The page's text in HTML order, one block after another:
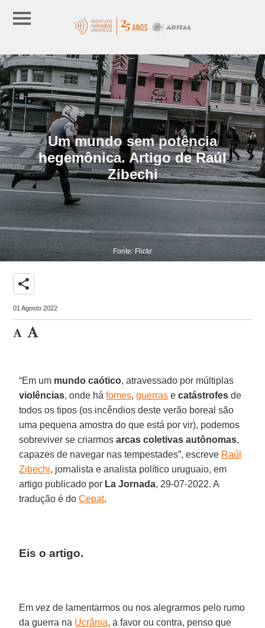
Um mundo sem potência
hegemônica. Artigo de Raúl
Zibechi
Fonte: Flickr
share
01 Agosto 2022
“Em um mundo caótico, atravessado por múltiplas
violências, onde háfomes,guerras ecatástrofes de
todos os tipos (os incêndios deste verão boreal são
uma pequena amostra do que está por vir), podemos
sobreviver se criarmosarcas coletivas autônomas,
capazes de navegar nas tempestades”, escreve Raúl
Zibechi, jornalista e analista político uruguaio, em
artigo publicado por La Jornada, 29-07-2022. A
tradução é doCepat.
Eis o artigo.
Em vez de lamentarmos ou nos alegrarmos pelo rumo
da guerra na Ucrânia, a favor ou contra, penso que